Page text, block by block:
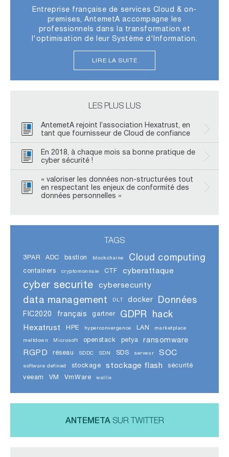
Entreprise française de services Cloud & on-
premises, AntemetA accompagne les
professionnels dans la transformation et
l'optimisation de leur Système d'Information.
LIRE LA SUITE
LES PLUS LUS
AntemetA rejoint l’association Hexatrust, en
tant que fournisseur de Cloud de confiance
En 2018, à chaque mois sa bonne pratique de
cyber sécurité !
« valoriser les données non-structurées tout
en respectant les enjeux de conformité des
données personnelles »
TAGS
3PAR ADC bastion blockchaine Cloud computing
containers cryptomonnaie CTF cyberattaque
cyber securite cybersecurity
data management DLT docker Données
FIC2020 français gartner GDPR hack
Hexatrust HPE hyperconvergence LAN marketplace
meltdown Microsoft openstack petya ransomware
RGPD réseau SDDC SDN SDS serveur SOC
software defined stockage stockage flash
sécurité
veeam
VM VmWare wallix
ANTEMETASUR TWITTER